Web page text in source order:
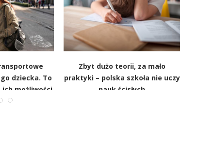
dziecka. To
możliwości
Zbyt dużo teorii, za mało
praktyki – polska szkoła nie uczy
nauk ścisłych